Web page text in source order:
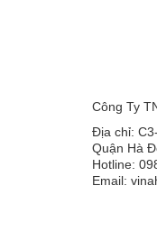
Công Ty
Địa chỉ:
Quận Hà
Hotline:
Email: